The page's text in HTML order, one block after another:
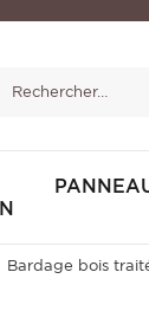
Bardage bois